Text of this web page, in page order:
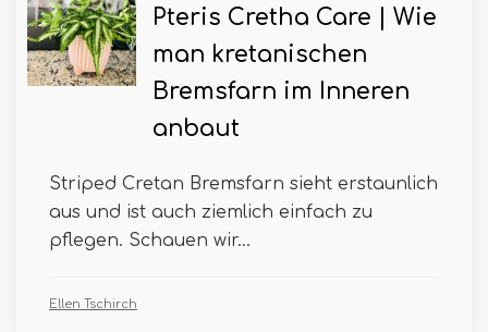
Pteris Cretha Care | Wie
man kretanischen
Bremsfarn im Inneren
anbaut
Striped Cretan Bremsfarn sieht erstaunlich
aus und ist auch ziemlich einfach zu
pflegen. Schauen wir...
Ellen Tschirch